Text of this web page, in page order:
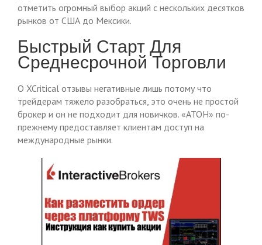
отметить огромный выбор акций с нескольких десятков
рынков от США до Мексики.
Быстрый Старт Для
Среднесрочной Торговли
О XCritical отзывы негативные лишь потому что
трейдерам тяжело разобраться, это очень не простой
брокер и он не подходит для новичков. «АТОН» по-
прежнему предоставляет клиентам доступ на
международные рынки.